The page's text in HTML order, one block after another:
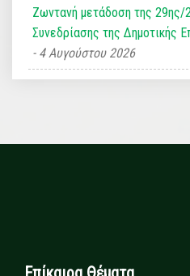
Ζωντανή μετάδοση της 29ης/
Συνεδρίασης της Δημοτικής
4 Αυγούστου 2026